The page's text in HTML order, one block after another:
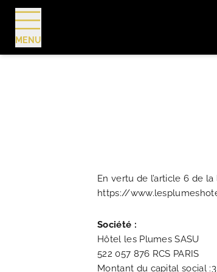
MENU RÉSERVER
En vertu de l’article 6 de
https://
Société :
Hôtel les Plumes SASU
522 057 876 RCS PARIS
Montant du capital social :3